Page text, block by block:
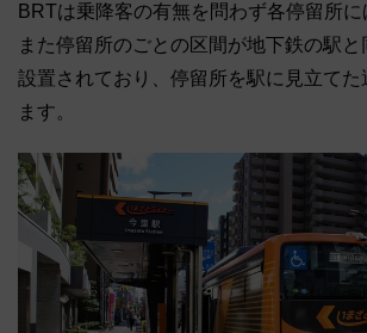
BRTは乗降客の有無を問わず各停留所に
また停留所のごとの区間が地下鉄の駅
設置されており、停留所を駅に見立てた
ます。